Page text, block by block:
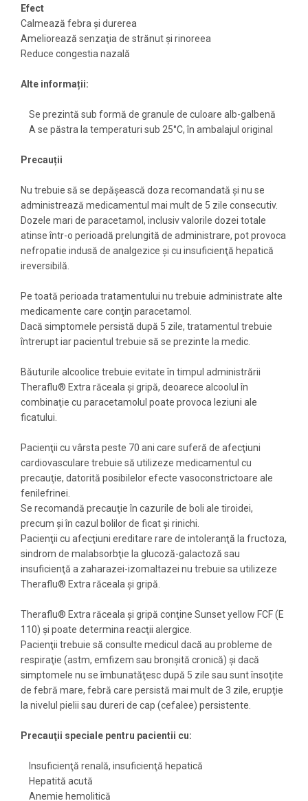
Efect
Calmează febra şi durerea
Ameliorează senzaţia de strănut şi rinoreea
Reduce congestia nazală
Alte informații:
Se prezintă sub formă de granule de culoare alb-galbenă
A se păstra la temperaturi sub 25°C, în ambalajul original
Precauții
Nu trebuie să se depăşească doza recomandată şi nu se
administrează medicamentul mai mult de 5 zile consecutiv.
Dozele mari de paracetamol, inclusiv valorile dozei totale
atinse într-o perioadă prelungită de administrare, pot provoca
nefropatie indusă de analgezice şi cu insuficienţă hepatică
ireversibilă.
Pe toată perioada tratamentului nu trebuie administrate alte
medicamente care conţin paracetamol.
Dacă simptomele persistă după 5 zile, tratamentul trebuie
întrerupt iar pacientul trebuie să se prezinte la medic.
Băuturile alcoolice trebuie evitate în timpul administrării
Theraflu® Extra răceala şi gripă, deoarece alcoolul în
combinaţie cu paracetamolul poate provoca leziuni ale
ficatului.
Pacienţii cu vârsta peste 70 ani care suferă de afecţiuni
cardiovasculare trebuie să utilizeze medicamentul cu
precauţie, datorită posibilelor efecte vasoconstrictoare ale
fenilefrinei.
Se recomandă precauţie în cazurile de boli ale tiroidei,
precum şi în cazul bolilor de ficat şi rinichi.
Pacienţii cu afecţiuni ereditare rare de intoleranţă la fructoza,
sindrom de malabsorbţie la glucoză-galactoză sau
insuficienţă a zaharazei-izomaltazei nu trebuie sa utilizeze
Theraflu® Extra răceala şi gripă.
Theraflu® Extra răceala şi gripă conţine Sunset yellow FCF (E
110) şi poate determina reacţii alergice.
Pacienţii trebuie să consulte medicul dacă au probleme de
respiraţie (astm, emfizem sau bronşită cronică) şi dacă
simptomele nu se îmbunatăţesc după 5 zile sau sunt însoţite
de febră mare, febră care persistă mai mult de 3 zile, erupţie
la nivelul pielii sau dureri de cap (cefalee) persistente.
Precauţii speciale pentru pacientii cu:
Insuficienţă renală, insuficienţă hepatică
Hepatită acută
Anemie hemolitică